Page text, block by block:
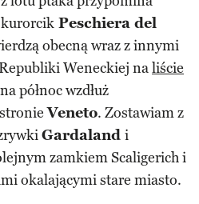
Peschiera del
obecną wraz z innymi
Weneckiej naliście
północ wzdłuż
stronieVeneto. Zostawiam z
Gardaland i
zamkiem Scaligerich i
okalającymi stare miasto.